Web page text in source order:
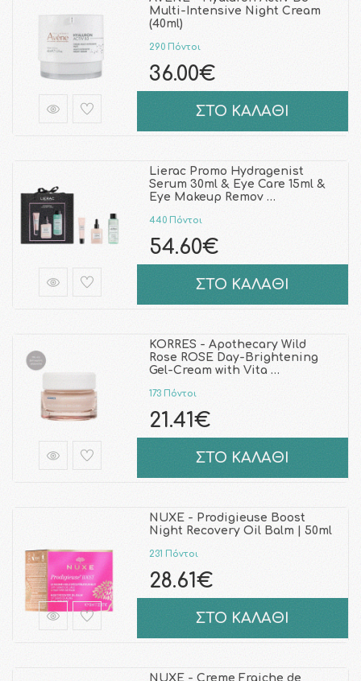
Multi-Intensive Night Cream
(40ml)
290 Πόντοι
36.00€
ΣΤΟ ΚΑΛΑΘΙ
Lierac Promo Hydragenist
Serum 30ml & Eye Care 15ml &
Eye Makeup Remov …
440 Πόντοι
54.60€
ΣΤΟ ΚΑΛΑΘΙ
KORRES - Apothecary Wild
Rose ROSE Day-Brightening
Gel-Cream with Vita …
173 Πόντοι
21.41€
ΣΤΟ ΚΑΛΑΘΙ
NUXE - Prodigieuse Boost
Night Recovery Oil Balm | 50ml
231 Πόντοι
28.61€
ΣΤΟ ΚΑΛΑΘΙ
NUXE - Creme Fraiche de